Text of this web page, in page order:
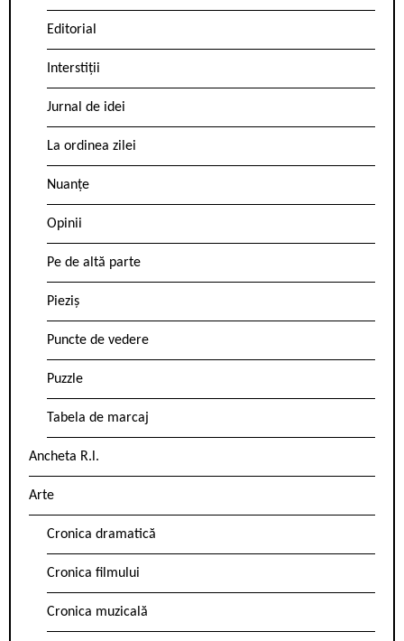
Editorial
Interstiții
Jurnal de idei
La ordinea zilei
Nuanțe
Opinii
Pe de altă parte
Pieziș
Puncte de vedere
Puzzle
Tabela de marcaj
Ancheta R.l.
Arte
Cronica dramatică
Cronica filmului
Cronica muzicală